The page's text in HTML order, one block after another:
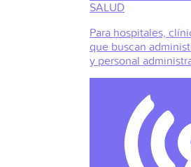
SALUD
Para hospitales,
que buscan
y personal